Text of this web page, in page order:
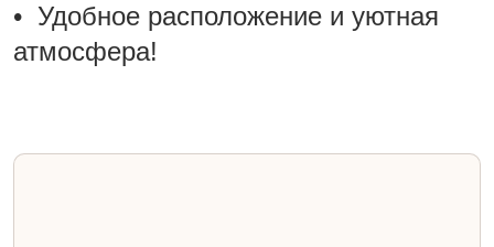
• Удобное расположение и уютная
атмосфера!